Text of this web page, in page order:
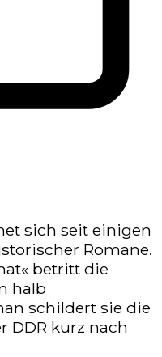
sich seit einigen
Romane.
betritt die
halb
schildert sie die
DDR kurz nach